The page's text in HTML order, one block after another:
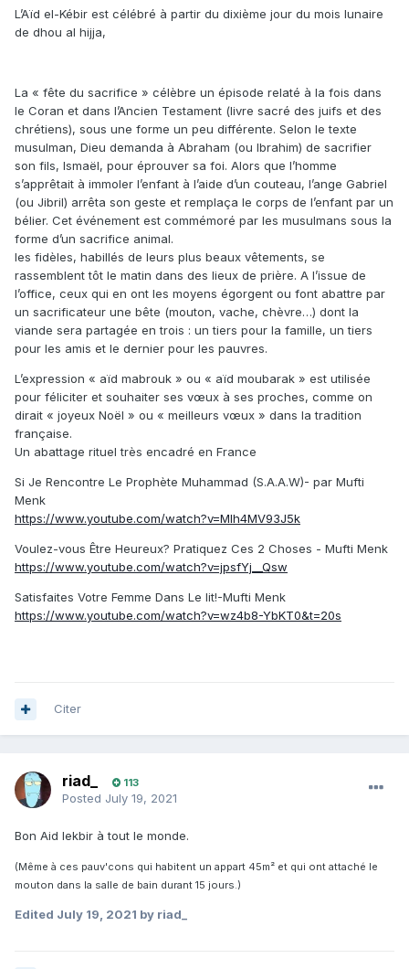
L’Aïd el-Kébir est célébré à partir du dixième jour du mois lunaire
de dhou al hijja,
La « fête du sacrifice » célèbre un épisode relaté à la fois dans
le Coran et dans l’Ancien Testament (livre sacré des juifs et des
chrétiens), sous une forme un peu différente. Selon le texte
musulman, Dieu demanda à Abraham (ou Ibrahim) de sacrifier
son fils, Ismaël, pour éprouver sa foi. Alors que l’homme
s’apprêtait à immoler l’enfant à l’aide d’un couteau, l’ange Gabriel
(ou Jibril) arrêta son geste et remplaça le corps de l’enfant par un
bélier. Cet événement est commémoré par les musulmans sous la
forme d’un sacrifice animal.
les fidèles, habillés de leurs plus beaux vêtements, se
rassemblent tôt le matin dans des lieux de prière. A l’issue de
l’office, ceux qui en ont les moyens égorgent ou font abattre par
un sacrificateur une bête (mouton, vache, chèvre…) dont la
viande sera partagée en trois : un tiers pour la famille, un tiers
pour les amis et le dernier pour les pauvres.
L’expression « aïd mabrouk » ou « aïd moubarak » est utilisée
pour féliciter et souhaiter ses vœux à ses proches, comme on
dirait « joyeux Noël » ou « meilleurs vœux » dans la tradition
française.
Un abattage rituel très encadré en France
Si Je Rencontre Le Prophète Muhammad (S.A.A.W)- par Mufti
Menk
https://www.youtube.com/watch?v=Mlh4MV93J5k
Voulez-vous Être Heureux? Pratiquez Ces 2 Choses - Mufti Menk
https://www.youtube.com/watch?v=jpsfYj__Qsw
Satisfaites Votre Femme Dans Le lit!-Mufti Menk
https://www.youtube.com/watch?v=wz4b8-YbKT0&t=20s
Citer
riad_ 113
Posted July 19, 2021
Bon Aid lekbir à tout le monde.
(Même à ces pauv'cons qui habitent un appart 45m² et qui ont attaché le
mouton dans la salle de bain durant 15 jours.)
Edited July 19, 2021 by riad_